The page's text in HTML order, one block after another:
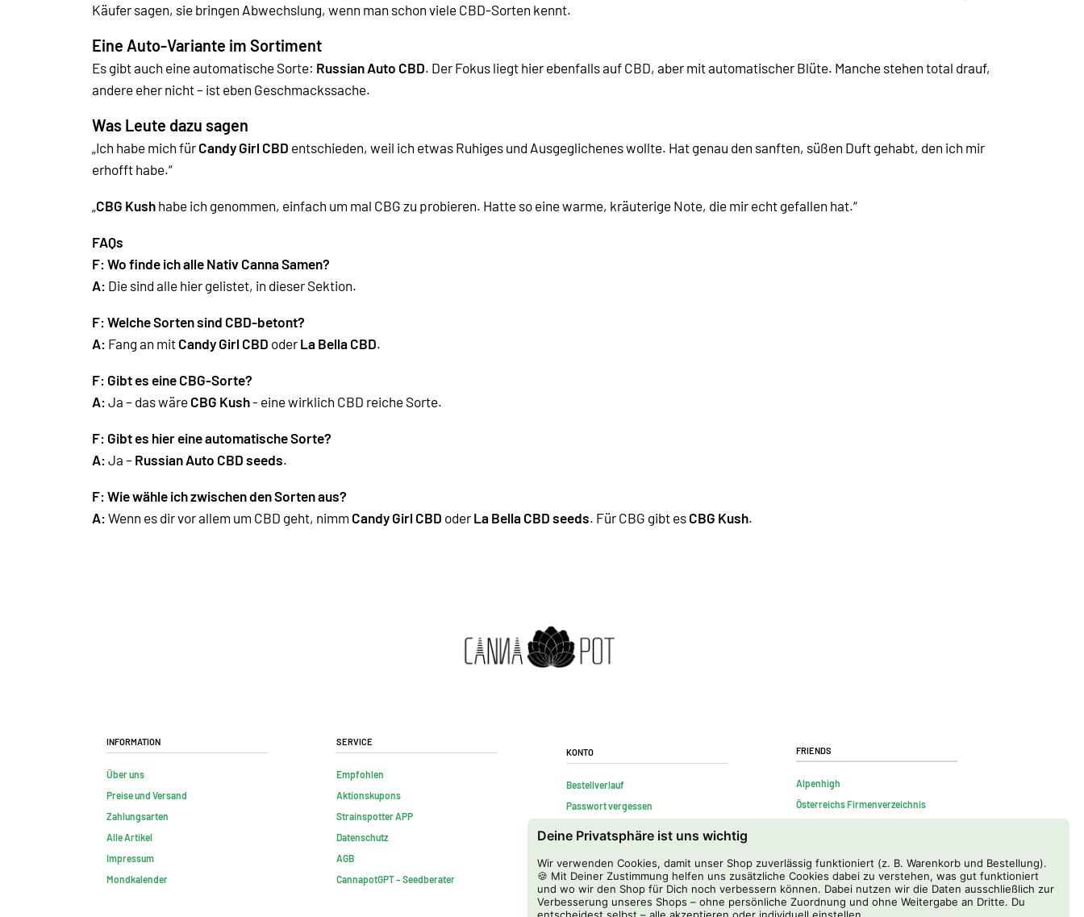
Deine Privatsphäre ist uns wichtig
Wir verwenden Cookies, damit unser Shop zuverlässig funktioniert (z. B. Warenkorb und Bestellung).
🍪 Mit Deiner Zustimmung helfen uns zusätzliche Cookies dabei zu verstehen, was gut funktioniert
und wo wir den Shop für Dich noch verbessern können. Dabei nutzen wir die Daten ausschließlich zur
Verbesserung unseres Shops – ohne persönliche Zuordnung und ohne Weitergabe an Dritte. Du
Käufer sagen, sie bringen Abwechslung, wenn man schon viele CBD-Sorten kennt.
Eine Auto-Variante im Sortiment
Es gibt auch eine automatische Sorte: Russian Auto CBD. Der Fokus liegt hier ebenfalls auf CBD, aber mit automatischer Blüte. Manche stehen total drauf,
andere eher nicht – ist eben Geschmackssache.
Was Leute dazu sagen
„Ich habe mich für Candy Girl CBD entschieden, weil ich etwas Ruhiges und Ausgeglichenes wollte. Hat genau den sanften, süßen Duft gehabt, den ich mir
erhofft habe.“
„CBG Kush habe ich genommen, einfach um mal CBG zu probieren. Hatte so eine warme, kräuterige Note, die mir echt gefallen hat.“
FAQs
F: Wo finde ich alle Nativ Canna Samen?
A: Die sind alle hier gelistet, in dieser Sektion.
F: Welche Sorten sind CBD-betont?
A: Fang an mit Candy Girl CBD oder La Bella CBD.
F: Gibt es eine CBG-Sorte?
A: Ja – das wäre CBG Kush- eine wirklich CBD reiche Sorte.
F: Gibt es hier eine automatische Sorte?
A: Ja – Russian Auto CBD seeds.
F: Wie wähle ich zwischen den Sorten aus?
A: Wenn es dir vor allem um CBD geht, nimm Candy Girl CBD oder La Bella CBD seeds. Für CBG gibt es CBG Kush.
Information
Über uns
Preise und Versand
Zahlungsarten
Alle Artikel
Impressum
Mondkalender
Service
Empfohlen
Aktionskupons
Strainspotter APP
Datenschutz
AGB
CannapotGPT – Seedberater
Konto
Bestellverlauf
Passwort vergessen
Vertrag widerrufen
Friends
Alpenhigh
Österreichs Firmenverzeichnis